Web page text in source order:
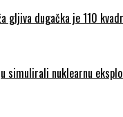
gljiva dugačka je 110
simulirali nuklearnu